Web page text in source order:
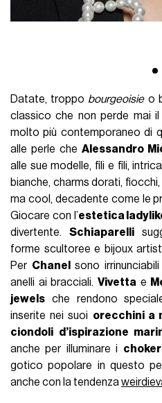
Datate, troppo bourgeoisieo
classico che non perde mai
molto più contemporaneo di
alle perle che Alessandro
alle sue modelle, fili e fili,
bianche, charms dorati,
ma cool, decadente come le
Giocare con l’estetica
divertente.Schiaparelli
forme scultoree e bijoux
Per Chanel
sono
anelli ai bracciali.Vivetta e
jewels che rendono
inserite nei suoi orecchini a
ciondoli d’ispirazione
anche per illuminare i choker
gotico popolare in questo
anche con la tendenza